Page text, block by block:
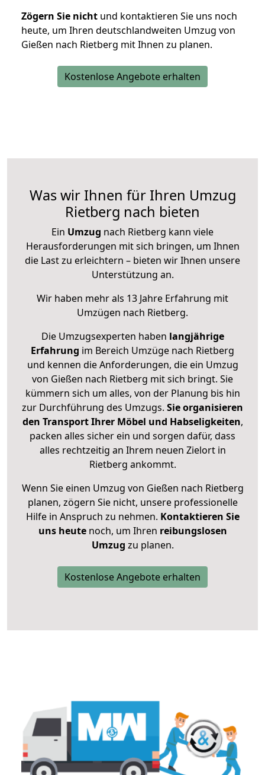
Zögern Sie nicht und kontaktieren Sie uns noch
heute, um Ihren deutschlandweiten Umzug von
Gießen nach Rietberg mit Ihnen zu planen.
Kostenlose Angebote erhalten
Was wir Ihnen für Ihren Umzug
Rietberg nach bieten
Ein Umzug nach Rietberg kann viele
Herausforderungen mit sich bringen, um Ihnen
die Last zu erleichtern – bieten wir Ihnen unsere
Unterstützung an.
Wir haben mehr als 13 Jahre Erfahrung mit
Umzügen nach Rietberg.
Die Umzugsexperten haben langjährige
Erfahrung im Bereich Umzüge nach Rietberg
und kennen die Anforderungen, die ein Umzug
von Gießen nach Rietberg mit sich bringt. Sie
kümmern sich um alles, von der Planung bis hin
zur Durchführung des Umzugs. Sie organisieren
den Transport Ihrer Möbel und Habseligkeiten,
packen alles sicher ein und sorgen dafür, dass
alles rechtzeitig an Ihrem neuen Zielort in
Rietberg ankommt.
Wenn Sie einen Umzug von Gießen nach Rietberg
planen, zögern Sie nicht, unsere professionelle
Hilfe in Anspruch zu nehmen. Kontaktieren Sie
uns heutenoch, um Ihren reibungslosen
Umzug zu planen.
Kostenlose Angebote erhalten